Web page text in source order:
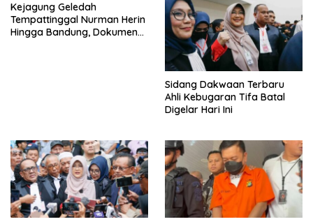
Kejagung Geledah
Tempattinggal Nurman Herin
Hingga Bandung, Dokumen
Sidang Dakwaan Terbaru
Ahli Kebugaran Tifa Batal
Digelar Hari Ini